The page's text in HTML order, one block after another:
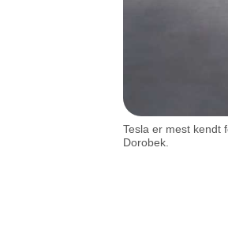
Tesla er mest kendt
Dorobek.